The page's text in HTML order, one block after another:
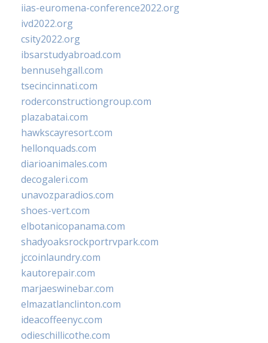
iias-euromena-conference2022.org
ivd2022.org
csity2022.org
ibsarstudyabroad.com
bennusehgall.com
tsecincinnati.com
roderconstructiongroup.com
plazabatai.com
hawkscayresort.com
hellonquads.com
diarioanimales.com
decogaleri.com
unavozparadios.com
shoes-vert.com
elbotanicopanama.com
shadyoaksrockportrvpark.com
jccoinlaundry.com
kautorepair.com
marjaeswinebar.com
elmazatlanclinton.com
ideacoffeenyc.com
odieschillicothe.com